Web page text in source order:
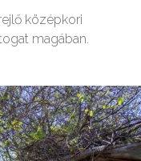
középkori
magában.